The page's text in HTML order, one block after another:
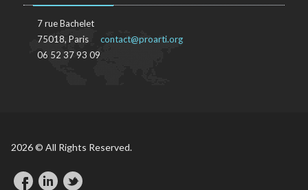
7 rue Bachelet
75018, Paris
06 52 37 93 09
contact@proarti.org
2026 © All Rights Reserved.